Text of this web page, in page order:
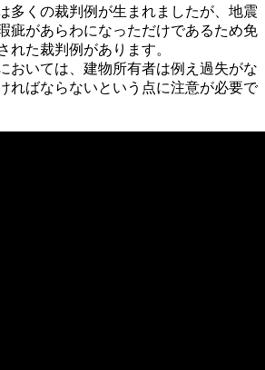
多くの裁判例が生まれましたが、地震
疵があらわになっただけであるため免
れた裁判例があります。
おいては、建物所有者は例え過失がな
ればならないという点に注意が必要で